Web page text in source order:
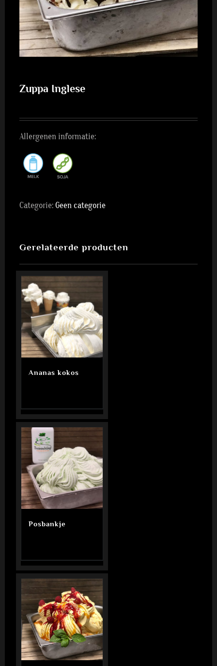
Zuppa Inglese
Allergenen informatie:
Categorie:Geen categorie
Gerelateerde producten
Ananas kokos
Posbankje